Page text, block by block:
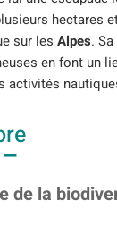
hectares
sur les Alpes.
en font un
activités
de la